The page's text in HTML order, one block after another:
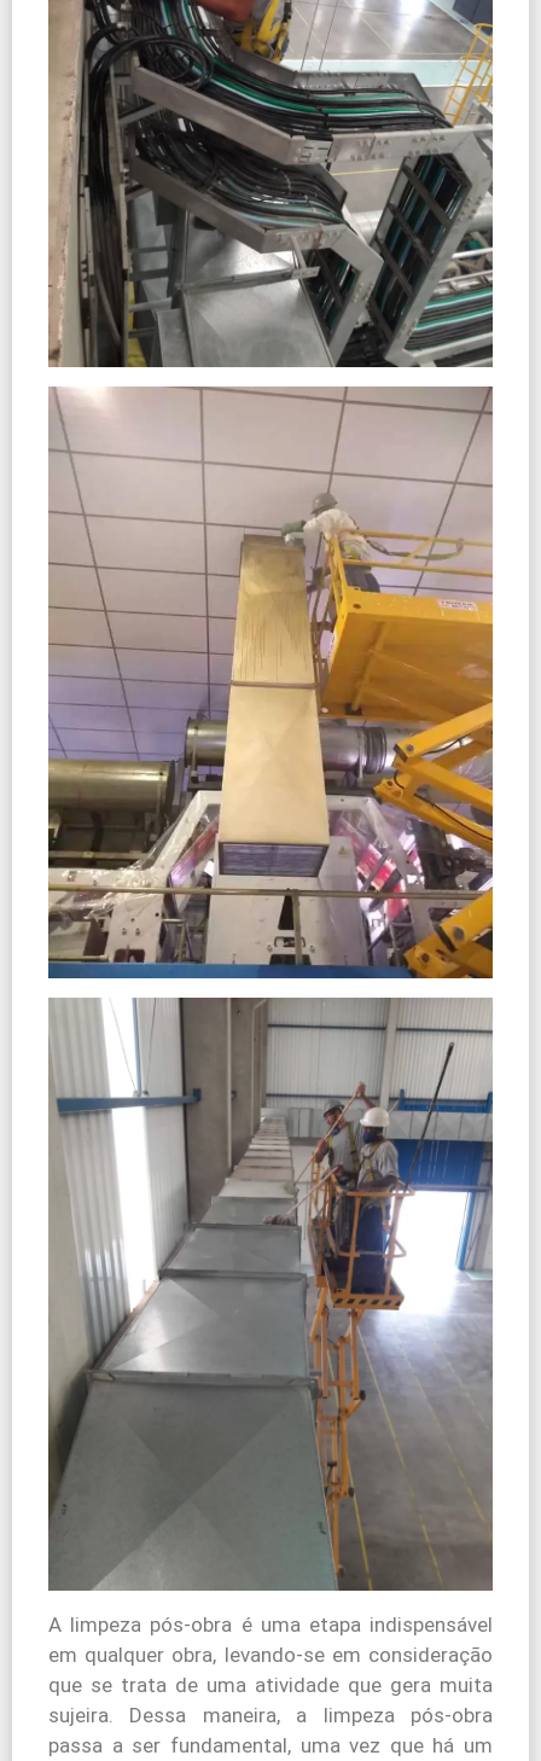
A limpeza pós-obra é uma etapa indispensável
em qualquer obra, levando-se em consideração
que se trata de uma atividade que gera muita
sujeira. Dessa maneira, a limpeza pós-obra
passa a ser fundamental, uma vez que há um